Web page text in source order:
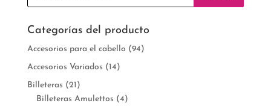
Categorías del producto
Accesorios para el cabello (94)
Accesorios Variados (14)
Billeteras (21)
Billeteras Amulettos (4)